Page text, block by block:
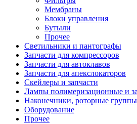
Мембраны
Блоки управления
Бутыли
Прочее
Светильники и пантографы
Запчасти для компрессоров
Запчасти для автоклавов
Запчасти для апекслокаторов
Скейлеры и запчасти
Лампы полимеризационные и
Наконечники, роторные
Оборудование
Прочее